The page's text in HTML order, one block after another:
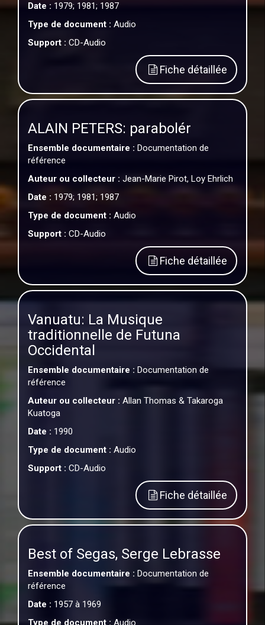
Date : 1979; 1981; 1987
Type de document : Audio
Support : CD-Audio
Fiche détaillée
ALAIN PETERS: parabolér
Ensemble documentaire : Documentation de
référence
Auteur ou collecteur : Jean-Marie Pirot, Loy Ehrlich
Date : 1979; 1981; 1987
Type de document : Audio
Support : CD-Audio
Fiche détaillée
Vanuatu: La Musique
traditionnelle de Futuna
Occidental
Ensemble documentaire : Documentation de
référence
Auteur ou collecteur : Allan Thomas & Takaroga
Kuatoga
Date : 1990
Type de document : Audio
Support : CD-Audio
Fiche détaillée
Best of Segas, Serge Lebrasse
Ensemble documentaire : Documentation de
référence
Date : 1957 à 1969
Type de document : Audio